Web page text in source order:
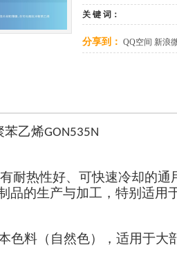
关 键 词：
分享到： QQ空间 新浪
苯乙烯GON535N
耐热性好、 可快速冷却的通
品的生产与加工，特别适用
色料（自然色），适用于大